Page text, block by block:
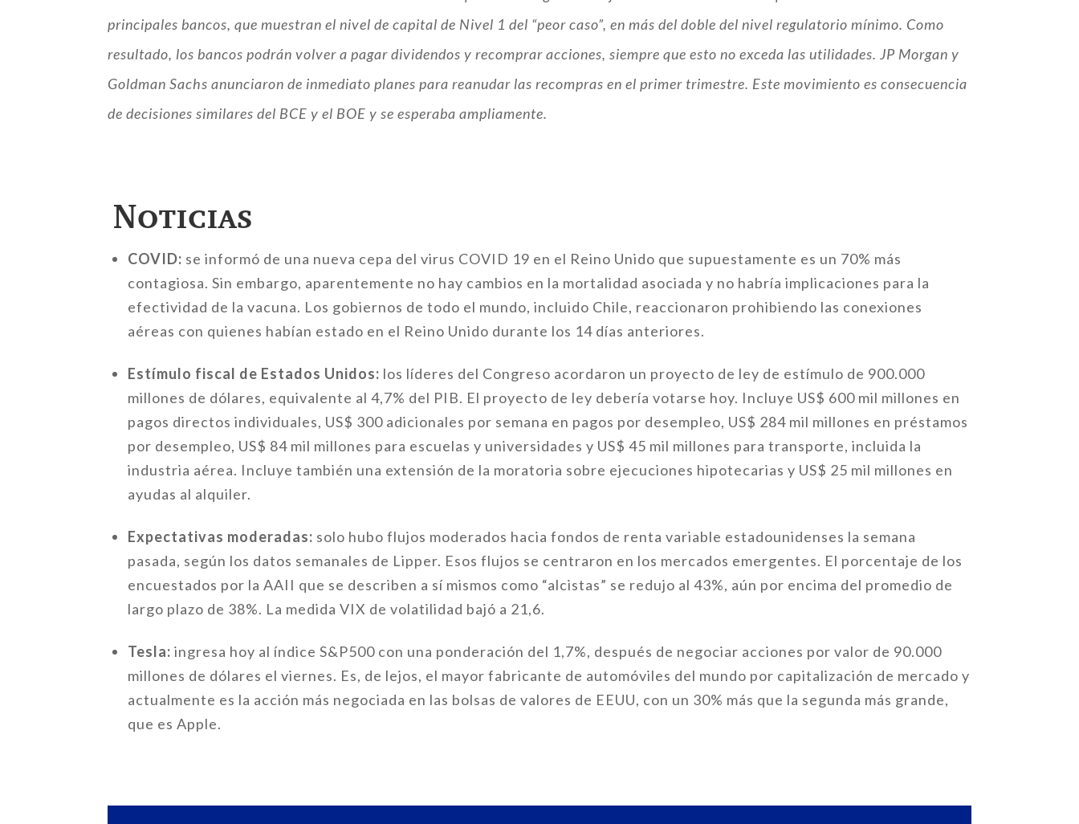
principales bancos, que muestran el nivel de capital de Nivel 1 del “peor caso”, en más del doble del nivel regulatorio mínimo. Como
resultado, los bancos podrán volver a pagar dividendos y recomprar acciones, siempre que esto no exceda las utilidades. JP Morgan y
Goldman Sachs anunciaron de inmediato planes para reanudar las recompras en el primer trimestre. Este movimiento es consecuencia
de decisiones similares del BCE y el BOE y se esperaba ampliamente.
Noticias
COVID: se informó de una nueva cepa del virus COVID 19 en el Reino Unido que supuestamente es un 70% más
contagiosa. Sin embargo, aparentemente no hay cambios en la mortalidad asociada y no habría implicaciones para la
efectividad de la vacuna. Los gobiernos de todo el mundo, incluido Chile, reaccionaron prohibiendo las conexiones
aéreas con quienes habían estado en el Reino Unido durante los 14 días anteriores.
Estímulo fiscal de Estados Unidos: los líderes del Congreso acordaron un proyecto de ley de estímulo de 900.000
millones de dólares, equivalente al 4,7% del PIB. El proyecto de ley debería votarse hoy. Incluye US$ 600 mil millones en
pagos directos individuales, US$ 300 adicionales por semana en pagos por desempleo, US$ 284 mil millones en préstamos
por desempleo, US$ 84 mil millones para escuelas y universidades y US$ 45 mil millones para transporte, incluida la
industria aérea. Incluye también una extensión de la moratoria sobre ejecuciones hipotecarias y US$ 25 mil millones en
ayudas al alquiler.
Expectativas moderadas: solo hubo flujos moderados hacia fondos de renta variable estadounidenses la semana
pasada, según los datos semanales de Lipper. Esos flujos se centraron en los mercados emergentes. El porcentaje de los
encuestados por la AAII que se describen a sí mismos como “alcistas” se redujo al 43%, aún por encima del promedio de
largo plazo de 38%. La medida VIX de volatilidad bajó a 21,6.
Tesla: ingresa hoy al índice S&P500 con una ponderación del 1,7%, después de negociar acciones por valor de 90.000
millones de dólares el viernes. Es, de lejos, el mayor fabricante de automóviles del mundo por capitalización de mercado y
actualmente es la acción más negociada en las bolsas de valores de EEUU, con un 30% más que la segunda más grande,
que es Apple.